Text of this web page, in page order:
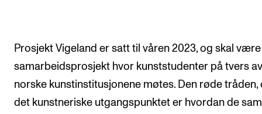
Prosjekt Vigeland er satt til våren 2023, og skal
samarbeidsprosjekt hvor kunststudenter på tvers
norske kunstinstitusjonene møtes. Den røde tråden,
det kunstneriske utgangspunktet er hvordan de